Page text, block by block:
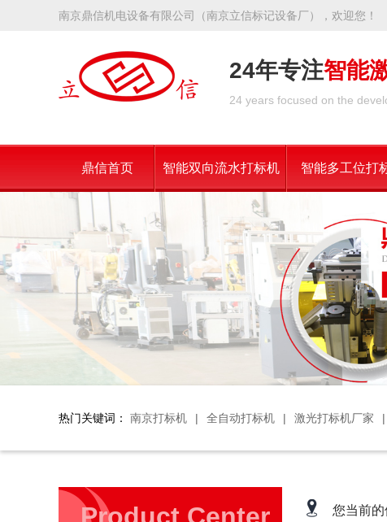
南京鼎信机电设备有限公司（南京立信标记设备厂），欢迎您！
24年专注智能
24 years focused on the
鼎信首页 智能双向流水打标机 智能多工位打
热门关键词： 南京打标机 | 全自动打标机 | 激光打标机厂家 |
您当前的